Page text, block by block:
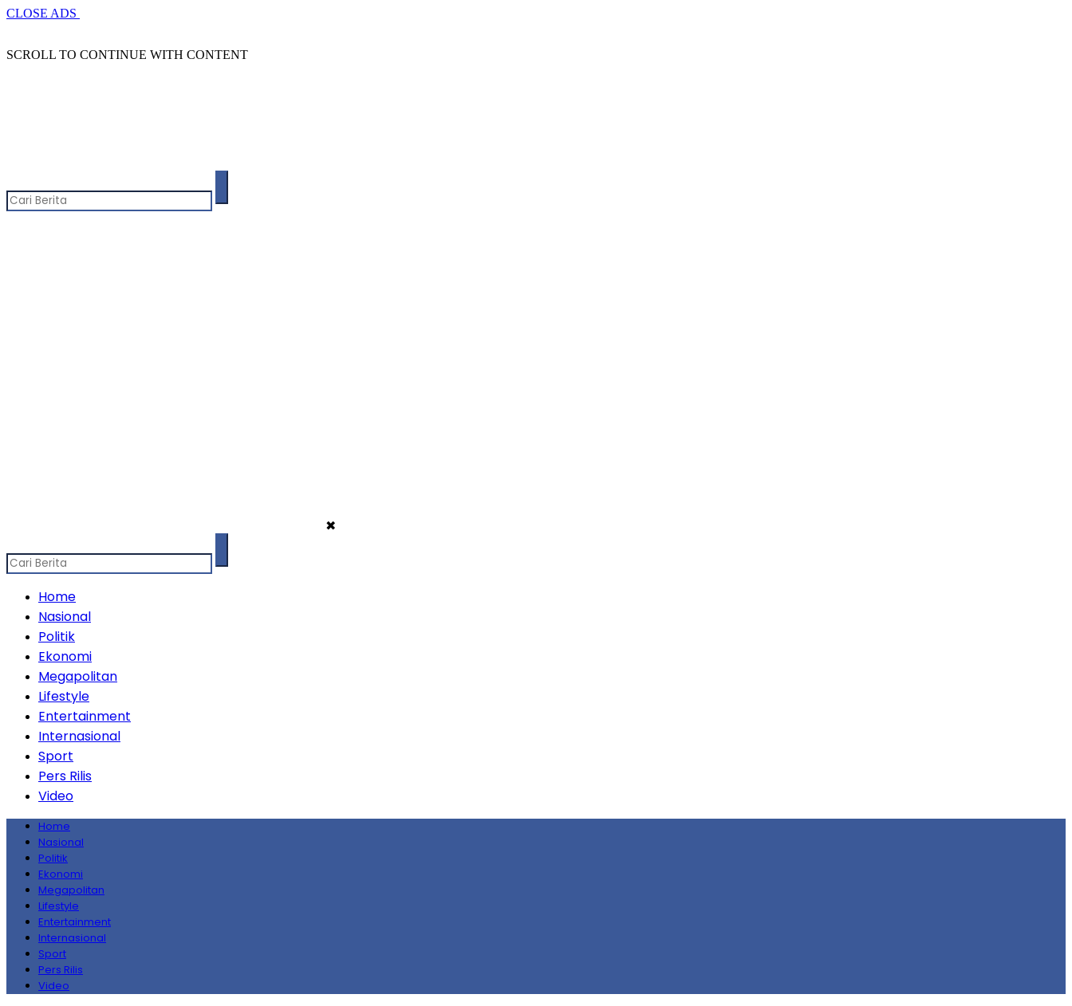
CLOSE ADS
SCROLL TO CONTINUE WITH CONTENT
✖
Home
Nasional
Politik
Ekonomi
Megapolitan
Lifestyle
Entertainment
Internasional
Sport
Pers Rilis
Video
Home
Nasional
Politik
Ekonomi
Megapolitan
Lifestyle
Entertainment
Internasional
Sport
Pers Rilis
Video